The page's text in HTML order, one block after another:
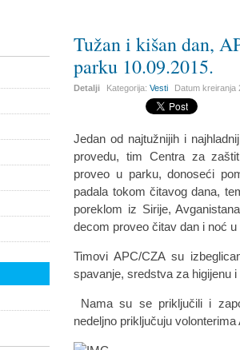
Tužan i kišan dan,
parku 10.09.2015.
Detalji Kategorija:Vesti Datum kreiranja
Jedan od najtužnijih i
provedu, tim Centra za
proveo u parku, donoseći
padala tokom čitavog dana,
poreklom iz Sirije,
decom proveo čitav dan i noć
Timovi APC/CZA su
spavanje, sredstva za higijenu
Nama su se priključili i
nedeljno priključuju